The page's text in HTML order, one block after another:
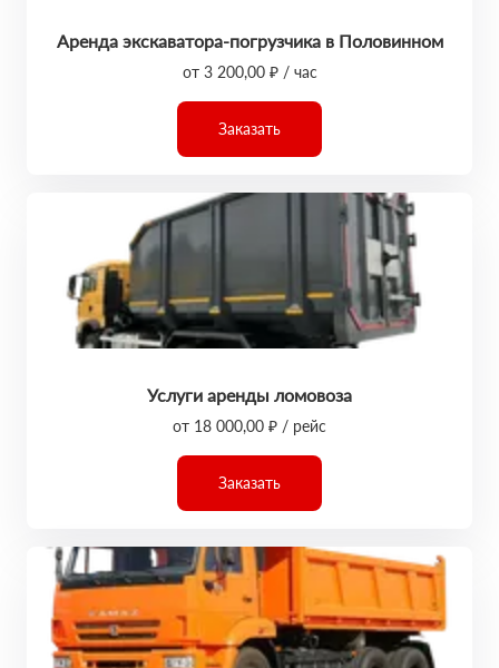
Аренда экскаватора-погрузчика в Половинном
от 3 200,00 ₽ / час
Заказать
Услуги аренды ломовоза
от 18 000,00 ₽ / рейс
Заказать